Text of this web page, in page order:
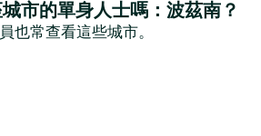
市的單身人士嗎：波茲南？
也常查看這些城市。